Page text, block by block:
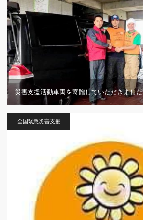
災害支援活動車両を寄贈していただきました
全国緊急災害支援